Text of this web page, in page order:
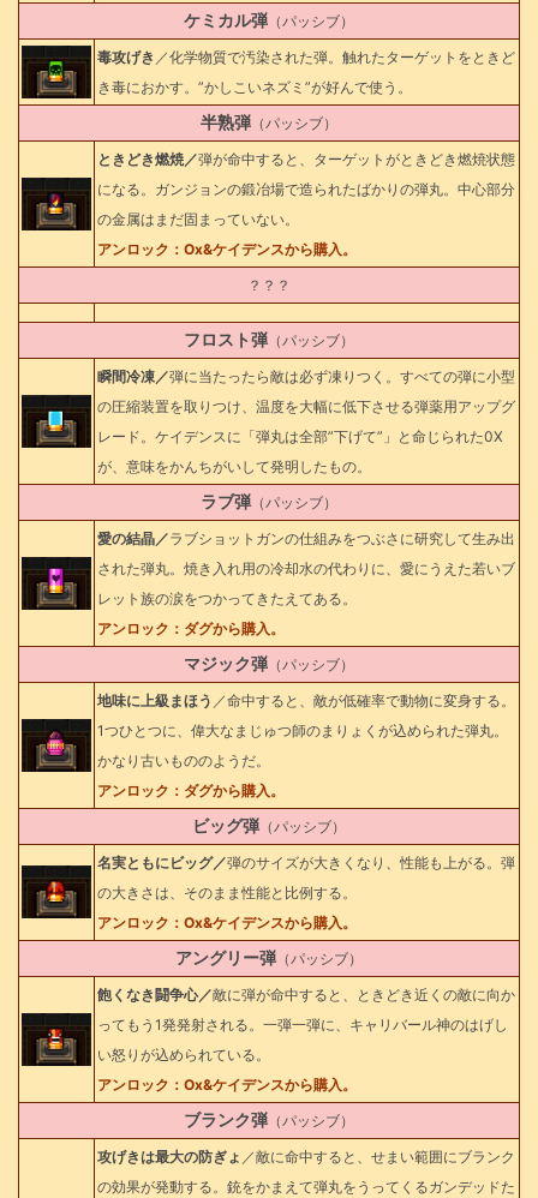
ケミカル弾 （パッシブ）
毒攻げき ／化学物質で汚染された弾。触れたターゲットをときど
き毒におかす。”かしこいネズミ”が好んで使う。
半熟弾 （パッシブ）
ときどき燃焼／弾が命中すると、ターゲットがときどき燃焼状態
になる。ガンジョンの鍛冶場で造られたばかりの弾丸。中心部分
の金属はまだ固まっていない。
アンロック：Ox&ケイデンスから購入。
？？？
フロスト弾 （パッシブ）
瞬間冷凍／弾に当たったら敵は必ず凍りつく。すべての弾に小型
の圧縮装置を取りつけ、温度を大幅に低下させる弾薬用アップグ
レード。ケイデンスに「弾丸は全部”下げて”」と命じられた0X
が、意味をかんちがいして発明したもの。
ラブ弾 （パッシブ）
愛の結晶／ラブショットガンの仕組みをつぶさに研究して生み出
された弾丸。焼き入れ用の冷却水の代わりに、愛にうえた若いブ
レット族の涙をつかってきたえてある。
アンロック：ダグから購入。
マジック弾 （パッシブ）
地味に上級まほう ／命中すると、敵が低確率で動物に変身する。
1つひとつに、偉大なまじゅつ師のまりょくが込められた弾丸。
かなり古いもののようだ。
アンロック：ダグから購入。
ビッグ弾 （パッシブ）
名実ともにビッグ／弾のサイズが大きくなり、性能も上がる。弾
の大きさは、そのまま性能と比例する。
アンロック：Ox&ケイデンスから購入。
アングリー弾 （パッシブ）
飽くなき闘争心／敵に弾が命中すると、ときどき近くの敵に向か
ってもう1発発射される。一弾一弾に、キャリバール神のはげし
い怒りが込められている。
アンロック：Ox&ケイデンスから購入。
ブランク弾 （パッシブ）
攻げきは最大の防ぎょ ／敵に命中すると、せまい範囲にブランク
の効果が発動する。銃をかまえて弾丸をうってくるガンデッドた